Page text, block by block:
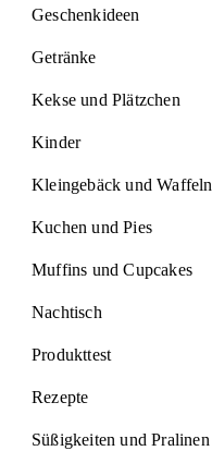
Geschenkideen
Getränke
Kekse und Plätzchen
Kinder
Kleingebäck und Waffeln
Kuchen und Pies
Muffins und Cupcakes
Nachtisch
Produkttest
Rezepte
Süßigkeiten und Pralinen